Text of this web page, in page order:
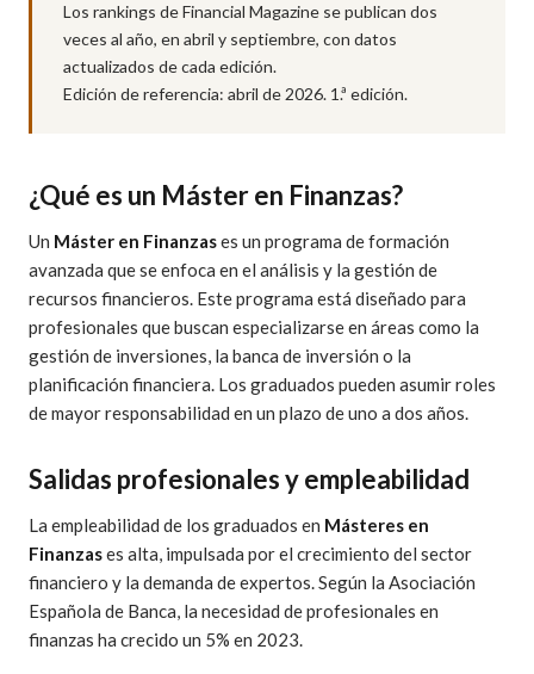
Los rankings de Financial Magazine se publican dos
veces al año, en abril y septiembre, con datos
actualizados de cada edición.
Edición de referencia: abril de 2026. 1.ª edición.
¿Qué es un Máster en Finanzas?
Un Máster en Finanzases un programa de formación
avanzada que se enfoca en el análisis y la gestión de
recursos financieros. Este programa está diseñado para
profesionales que buscan especializarse en áreas como la
gestión de inversiones, la banca de inversión o la
planificación financiera. Los graduados pueden asumir roles
de mayor responsabilidad en un plazo de uno a dos años.
Salidas profesionales y empleabilidad
La empleabilidad de los graduados en Másteres en
Finanzases alta, impulsada por el crecimiento del sector
financiero y la demanda de expertos. Según la Asociación
Española de Banca, la necesidad de profesionales en
finanzas ha crecido un 5% en 2023.